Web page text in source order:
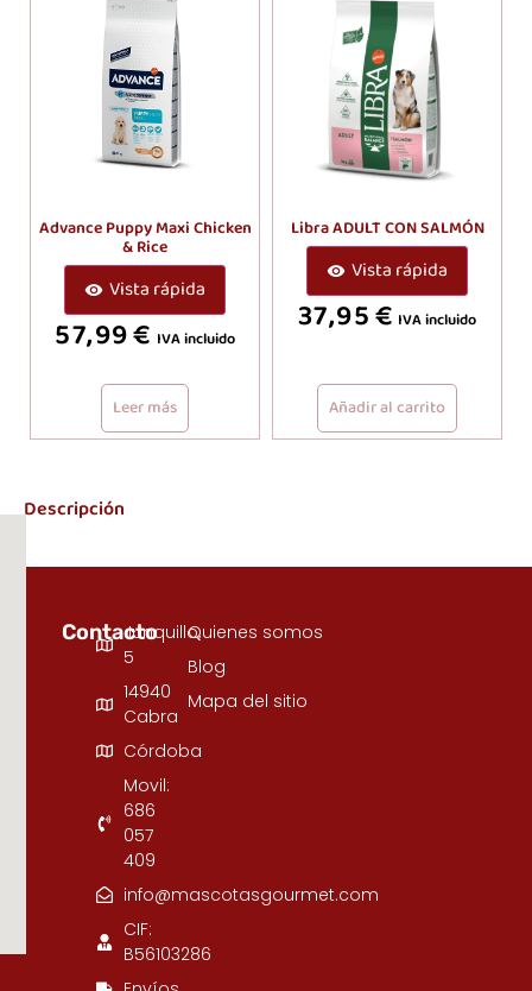
Advance Puppy Maxi Chicken
& Rice
Vista rápida
57,99€ IVA incluido
Leer más
Libra ADULT CON SALMÓN
Vista rápida
37,95€ IVA incluido
Añadir al carrito
Descripción
ContactoJunquillo,
5
14940
Cabra
Córdoba
Movil:
686
057
409
info@mascotasgourmet.com
CIF:
B56103286
Quienes somos
Blog
Mapa del sitio